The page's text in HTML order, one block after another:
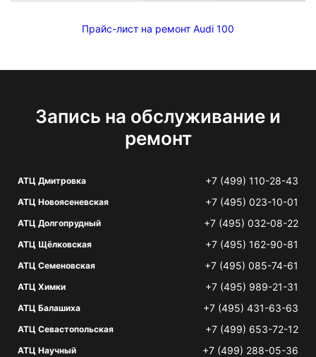
Прайс-лист на ремонт Audi 100
Запись на обслуживание и
ремонт
АТЦ Дмитровка +7 (499) 110-28-43
АТЦ Новоясеневская +7 (495) 023-10-01
АТЦ Долгопрудный +7 (495) 032-08-22
АТЦ Щёлковская +7 (495) 162-90-81
АТЦ Семеновская +7 (495) 085-74-61
АТЦ Химки +7 (495) 989-21-31
АТЦ Балашиха +7 (495) 431-63-63
АТЦ Севастопольская +7 (499) 653-72-12
АТЦ Научный +7 (499) 288-05-36